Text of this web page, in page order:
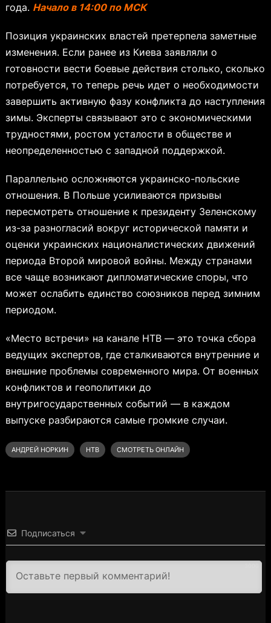
года. Начало в 14:00 по МСК
Позиция украинских властей претерпела заметные
изменения. Если ранее из Киева заявляли о
готовности вести боевые действия столько, сколько
потребуется, то теперь речь идет о необходимости
завершить активную фазу конфликта до наступления
зимы. Эксперты связывают это с экономическими
трудностями, ростом усталости в обществе и
неопределенностью с западной поддержкой.
Параллельно осложняются украинско-польские
отношения. В Польше усиливаются призывы
пересмотреть отношение к президенту Зеленскому
из-за разногласий вокруг исторической памяти и
оценки украинских националистических движений
периода Второй мировой войны. Между странами
все чаще возникают дипломатические споры, что
может ослабить единство союзников перед зимним
периодом.
«Место встречи» на канале НТВ — это точка сбора
ведущих экспертов, где сталкиваются внутренние и
внешние проблемы современного мира. От военных
конфликтов и геополитики до
внутригосударственных событий — в каждом
выпуске разбираются самые громкие случаи.
АНДРЕЙ НОРКИН НТВ СМОТРЕТЬ ОНЛАЙН
Подписаться